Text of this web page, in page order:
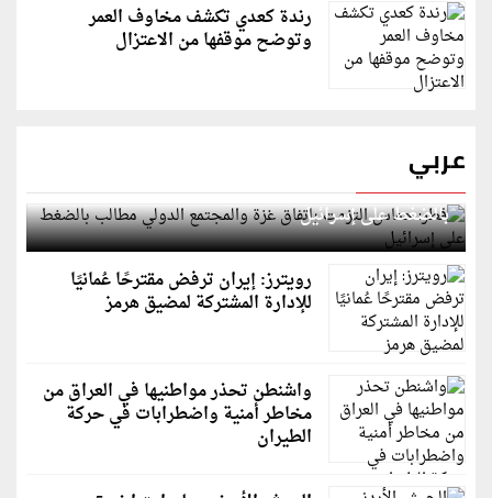
رندة كعدي تكشف مخاوف العمر
وتوضح موقفها من الاعتزال
عربي
قطر: حماس التزمت باتفاق غزة والمجتمع الدولي مطالب
بالضغط على إسرائيل
رويترز: إيران ترفض مقترحًا عُمانيًا
للإدارة المشتركة لمضيق هرمز
واشنطن تحذر مواطنيها في العراق من
مخاطر أمنية واضطرابات في حركة
الطيران